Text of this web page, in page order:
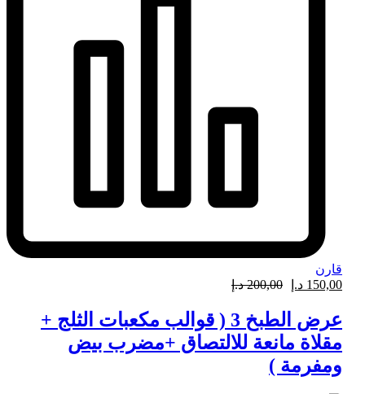
قارن
150,00 د.إ 200,00 د.إ
عرض الطبخ 3 ( قوالب مكعبات الثلج +
مقلاة مانعة للالتصاق +مضرب بيض
ومفرمة )